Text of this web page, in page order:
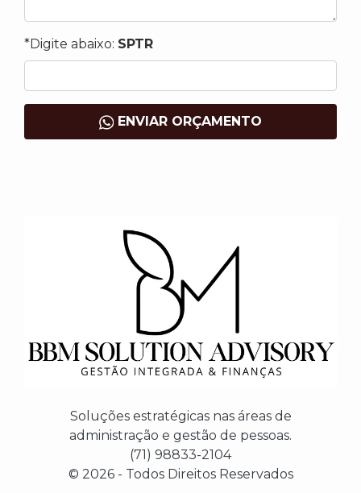
*Digite abaixo: SPTR
ENVIAR ORÇAMENTO
Soluções estratégicas nas áreas de
administração e gestão de pessoas.
(71) 98833-2104
© 2026 - Todos Direitos Reservados